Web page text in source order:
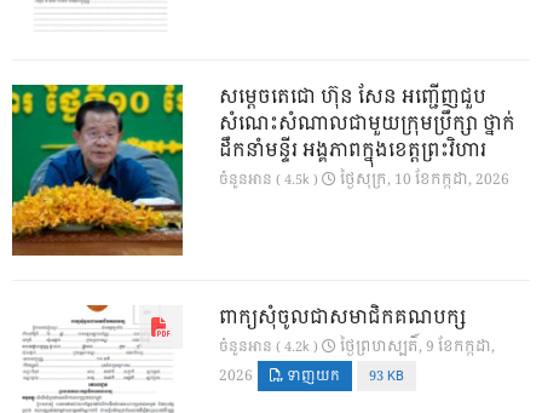
សម្តេចតេជោ ហ៊ុន សែន អញ្ជើញជួប
សំណេះសំណាលជាមួយក្រុមប្រឹក្សា ថ្នាក់
ដឹកនាំមន្ទីរ អង្គភាពក្នុងខេត្តព្រះវិហារ
ចំនួនអាន ( 4.5k ) ថ្ងៃ​សុក្រ, 10 ខែ​កក្កដា, 2026
ពាក្យសុំចូលជាសមាជិកគណបក្ស
ចំនួនអាន ( 4.2k )
ថ្ងៃ​ព្រហស្បតិ៍, 9 ខែ​កក្កដា,
2026
ទាញយក 93 KB